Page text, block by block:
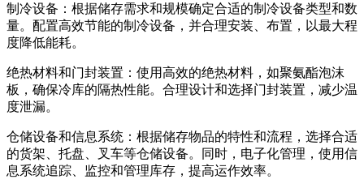
制冷设备：根据储存需求和规模确定合适的制冷设备类型和数
量。配置高效节能的制冷设备，并合理安装、布置，以最大程
度降低能耗。
绝热材料和门封装置：使用高效的绝热材料，如聚氨酯泡沫
板，确保冷库的隔热性能。合理设计和选择门封装置，减少温
度泄漏。
仓储设备和信息系统：根据储存物品的特性和流程，选择合适
的货架、托盘、叉车等仓储设备。同时，电子化管理，使用信
息系统追踪、监控和管理库存，提高运作效率。